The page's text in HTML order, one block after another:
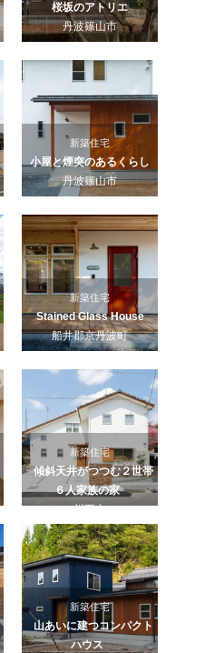
桜坂のアトリエ
丹波篠山市
新築住宅
小屋と煙突のあるくらし
丹波篠山市
新築住宅
Stained Glass House
船井郡京丹波町
新築住宅
傾斜天井がつつむ２世帯
６人家族の家
川西市
新築住宅
山あいに建つコンパクト
ハウス